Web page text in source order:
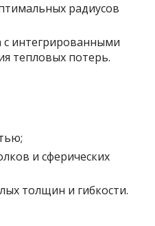
радиусов
с интегрированными
тепловых потерь.
и сферических
толщин и гибкости.